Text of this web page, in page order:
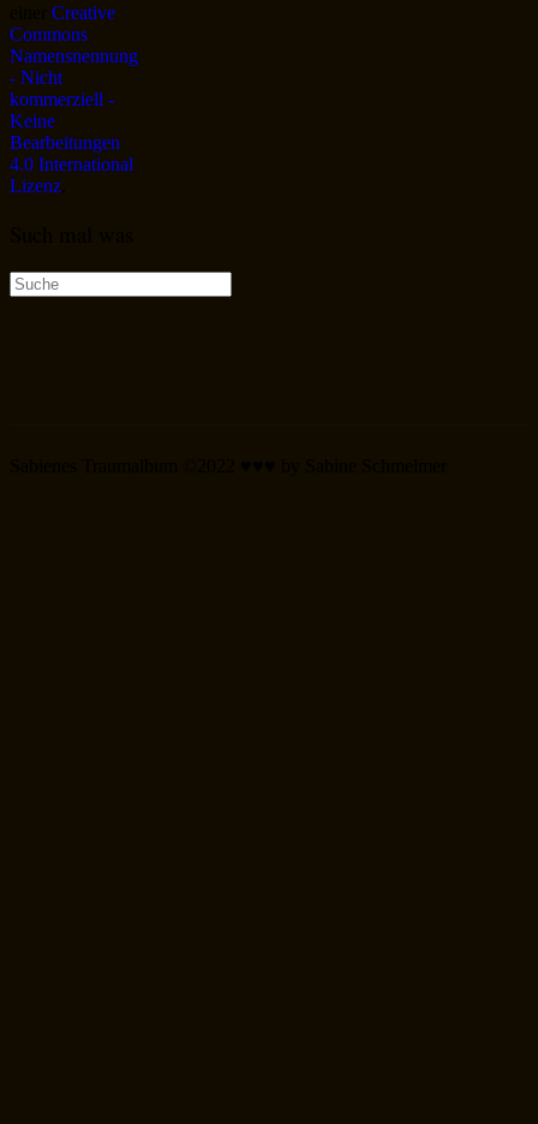
Creative
Commons
Namensnennung
- Nicht
kommerziell -
Keine
Bearbeitungen
4.0 International
Lizenz
Suche
nach: